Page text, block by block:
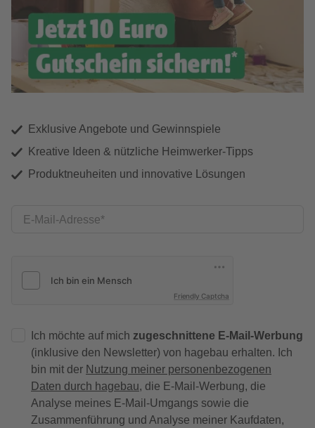
Exklusive Angebote und Gewinnspiele
Kreative Ideen & nützliche Heimwerker-Tipps
Produktneuheiten und innovative Lösungen
E-Mail-Adresse
Friendly Captcha
Ich möchte auf mich zugeschnittene E-Mail-Werbung
(inklusive den Newsletter) von hagebau erhalten. Ich
bin mit der Nutzung meiner personenbezogenen
Daten durch hagebau, die E-Mail-Werbung, die
Analyse meines E-Mail-Umgangs sowie die
Zusammenführung und Analyse meiner Kaufdaten,